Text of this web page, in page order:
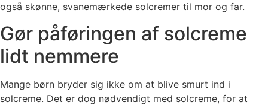
også skønne, svanemærkede solcremer til mor og far.
Gør påføringen af solcreme
lidt nemmere
Mange børn bryder sig ikke om at blive smurt ind i
solcreme. Det er dog nødvendigt med solcreme, for at